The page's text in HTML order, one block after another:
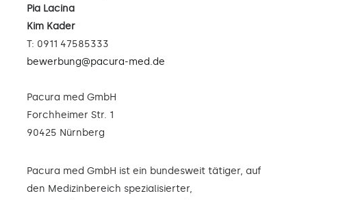
Pia Lacina
Kim Kader
T: 0911 47585333
bewerbung@pacura-med.de
Pacura med GmbH
Forchheimer Str. 1
90425 Nürnberg
Pacura med GmbH ist ein bundesweit tätiger, auf
den Medizinbereich spezialisierter,